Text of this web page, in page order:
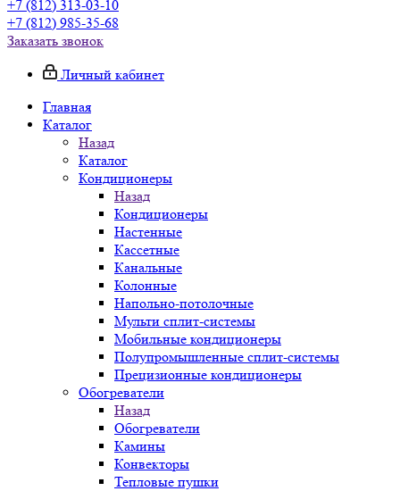
+7 (812) 313-03-10
+7 (812) 985-35-68
Заказать звонок
Личный кабинет
Главная
Каталог
Назад
Каталог
Кондиционеры
Назад
Кондиционеры
Настенные
Кассетные
Канальные
Колонные
Напольно-потолочные
Мульти сплит-системы
Мобильные кондиционеры
Полупромышленные сплит-системы
Прецизионные кондиционеры
Обогреватели
Назад
Обогреватели
Камины
Конвекторы
Тепловые пушки